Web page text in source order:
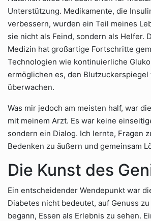
Unterstützung. Medikamente, die
verbessern, wurden ein Teil meines
sie nicht als Feind, sondern als Helfer.
Medizin hat großartige Fortschritte
Technologien wie kontinuierliche
ermöglichen es, den Blutzuckerspiegel
überwachen.
Was mir jedoch am meisten half, war
mit meinem Arzt. Es war keine
sondern ein Dialog. Ich lernte, Fragen
Bedenken zu äußern und gemeinsam
Die Kunst des
Ein entscheidender Wendepunkt war
Diabetes nicht bedeutet, auf Genuss
begann, Essen als Erlebnis zu sehen.